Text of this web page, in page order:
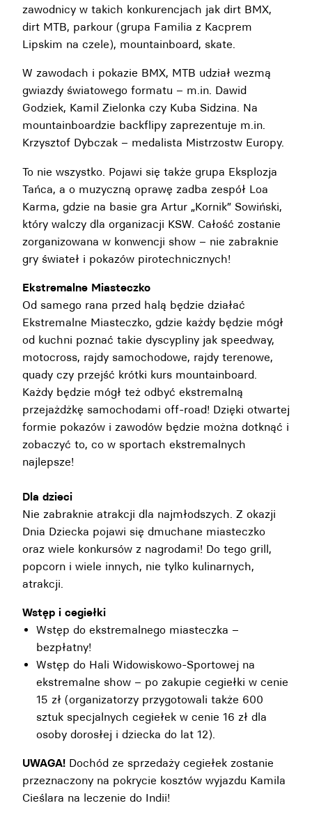
zawodnicy w takich konkurencjach jak dirt BMX,
dirt MTB, parkour (grupa Familia z Kacprem
Lipskim na czele), mountainboard, skate.
W zawodach i pokazie BMX, MTB udział wezmą
gwiazdy światowego formatu – m.in. Dawid
Godziek, Kamil Zielonka czy Kuba Sidzina. Na
mountainboardzie backflipy zaprezentuje m.in.
Krzysztof Dybczak – medalista Mistrzostw Europy.
To nie wszystko. Pojawi się także grupa Eksplozja
Tańca, a o muzyczną oprawę zadba zespół Loa
Karma, gdzie na basie gra Artur „Kornik” Sowiński,
który walczy dla organizacji KSW. Całość zostanie
zorganizowana w konwencji show – nie zabraknie
gry świateł i pokazów pirotechnicznych!
Ekstremalne Miasteczko
Od samego rana przed halą będzie działać
Ekstremalne Miasteczko, gdzie każdy będzie mógł
od kuchni poznać takie dyscypliny jak speedway,
motocross, rajdy samochodowe, rajdy terenowe,
quady czy przejść krótki kurs mountainboard.
Każdy będzie mógł też odbyć ekstremalną
przejażdżkę samochodami off-road! Dzięki otwartej
formie pokazów i zawodów będzie można dotknąć i
zobaczyć to, co w sportach ekstremalnych
najlepsze!
Dla dzieci
Nie zabraknie atrakcji dla najmłodszych. Z okazji
Dnia Dziecka pojawi się dmuchane miasteczko
oraz wiele konkursów z nagrodami! Do tego grill,
popcorn i wiele innych, nie tylko kulinarnych,
atrakcji.
Wstęp i cegiełki
Wstęp do ekstremalnego miasteczka –
bezpłatny!
Wstęp do Hali Widowiskowo-Sportowej na
ekstremalne show – po zakupie cegiełki w cenie
15 zł (organizatorzy przygotowali także 600
sztuk specjalnych cegiełek w cenie 16 zł dla
osoby dorosłej i dziecka do lat 12).
UWAGA! Dochód ze sprzedaży cegiełek zostanie
przeznaczony na pokrycie kosztów wyjazdu Kamila
Cieślara na leczenie do Indii!